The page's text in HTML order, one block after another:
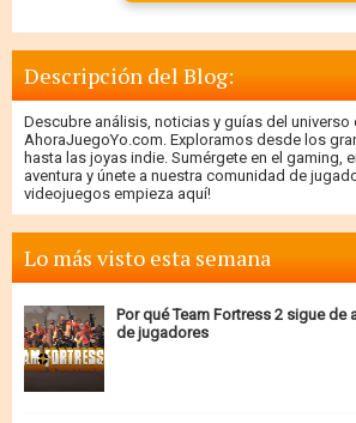
Descripción del Blog:
Descubre análisis, noticias y guías del
AhoraJuegoYo.com. Exploramos desde los
hasta las joyas indie. Sumérgete en el gaming,
aventura y únete a nuestra comunidad de
videojuegos empieza aquí!
Lo más visto esta semana
Por qué Team Fortress 2 sigue
de jugadores